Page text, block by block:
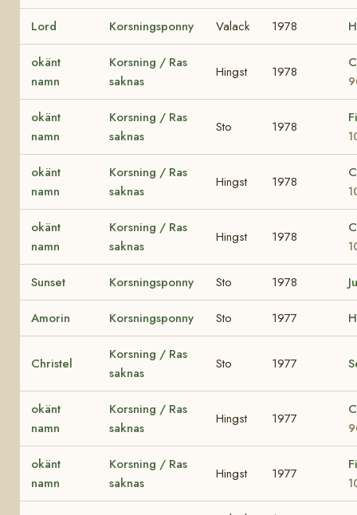
Lord Korsningsponny Valack 1978
okänt
namn
Korsning / Ras
saknas
Hingst 1978
okänt
namn
Korsning / Ras
saknas
Sto 1978
okänt
namn
Korsning / Ras
saknas
Hingst 1978
okänt
namn
Korsning / Ras
saknas
Hingst 1978
Sunset Korsningsponny Sto 1978
Amorin Korsningsponny Sto 1977
Christel
Korsning / Ras
saknas
Sto 1977
okänt
namn
Korsning / Ras
saknas
Hingst 1977
okänt
namn
Korsning / Ras
saknas
Hingst 1977